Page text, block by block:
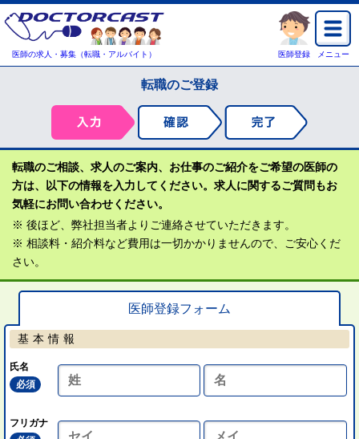
医師の求人・募集（転職・アルバイト） 医師登録 メニュー
転職のご登録
転職のご相談、求人のご案内、お仕事のご紹介をご希望の医師の
方は、以下の情報を入力してください。求人に関するご質問もお
気軽にお問い合わせください。
※ 後ほど、弊社担当者よりご連絡させていただきます。
※ 相談料・紹介料など費用は一切かかりませんので、ご安心くだ
さい。
医師登録フォーム
基本情報
氏名
必須
フリガナ